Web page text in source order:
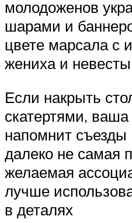
молодоженов
шарами и
цвете марсала с
жениха и
Если накрыть
скатертями,
напомнит
далеко не самая
желаемая
лучше
в деталях